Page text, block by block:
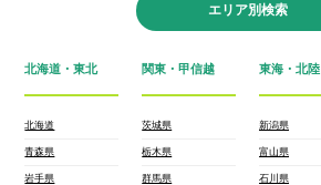
エリア別検索
北海道・東北
北海道
青森県
岩手県
関東・甲信越
茨城県
栃木県
群馬県
東海・北陸
新潟県
富山県
石川県